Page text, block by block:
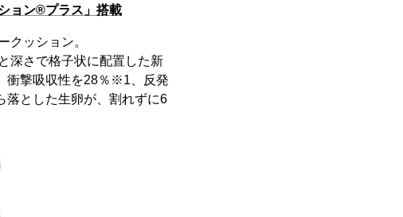
ョン®️プラス」搭載
クッション。
深さで格子状に配置した新
衝撃吸収性を28％※1、反発
落とした生卵が、割れずに6